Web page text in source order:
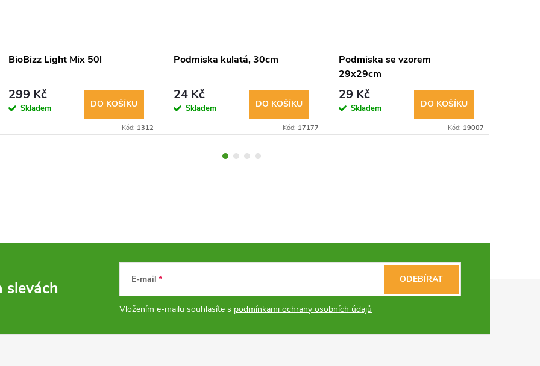
BioBizz Light Mix 50l
299 Kč
Skladem DO KOŠÍKU
Kód: 1312
Podmiska kulatá, 30cm
24 Kč
Skladem DO KOŠÍKU
Kód: 17177
Podmiska se vzorem
29x29cm
29 Kč
Skladem DO KOŠÍKU
Kód: 19007
slevách E-mail
Vložením e-mailu souhlasíte s podmínkami ochrany osobních údajů
ODEBÍRAT